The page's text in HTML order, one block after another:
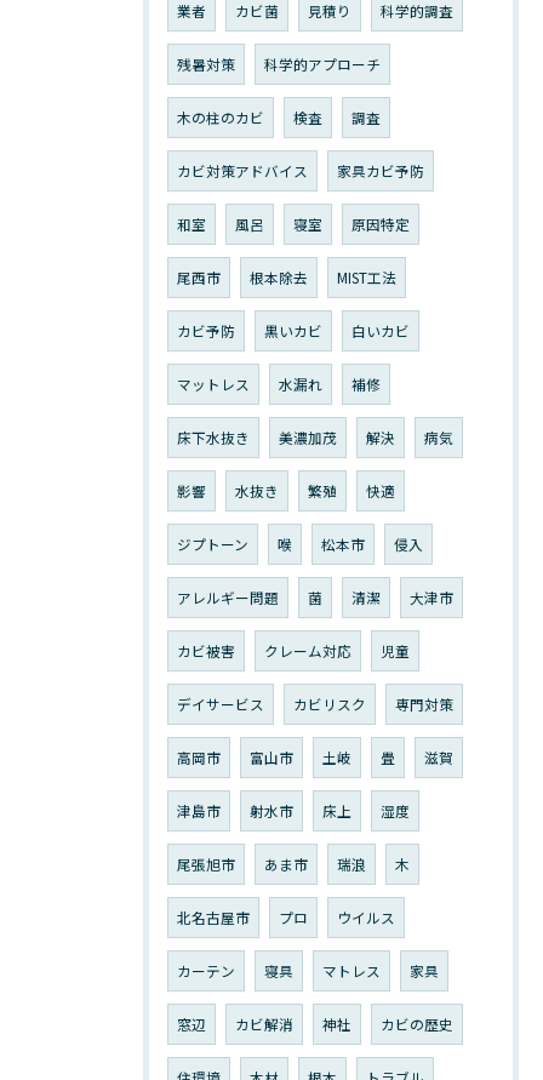
業者 カビ菌 見積り 科学的調査
残暑対策 科学的アプローチ
木の柱のカビ 検査 調査
カビ対策アドバイス 家具カビ予防
和室 風呂 寝室 原因特定
尾西市 根本除去 MIST工法
カビ予防 黒いカビ 白いカビ
マットレス 水漏れ 補修
床下水抜き 美濃加茂 解決 病気
影響 水抜き 繁殖 快適
ジプトーン 喉 松本市 侵入
アレルギー問題 菌 清潔 大津市
カビ被害 クレーム対応 児童
デイサービス カビリスク 専門対策
高岡市 富山市 土岐 畳 滋賀
津島市 射水市 床上 湿度
尾張旭市 あま市 瑞浪 木
北名古屋市 プロ ウイルス
カーテン 寝具 マトレス 家具
窓辺 カビ解消 神社 カビの歴史